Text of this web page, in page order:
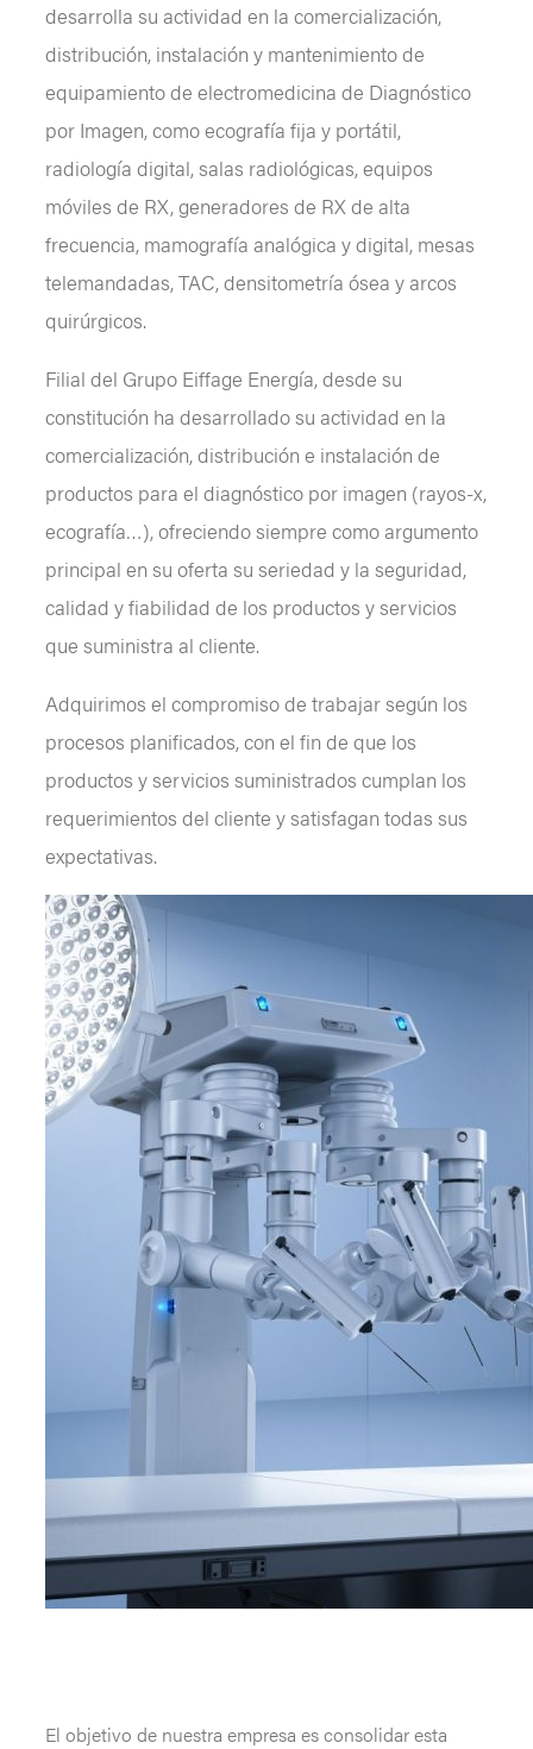
desarrolla su actividad en la comercialización,
distribución, instalación y mantenimiento de
equipamiento de electromedicina de Diagnóstico
por Imagen, como ecografía fija y portátil,
radiología digital, salas radiológicas, equipos
móviles de RX, generadores de RX de alta
frecuencia, mamografía analógica y digital, mesas
telemandadas, TAC, densitometría ósea y arcos
quirúrgicos.
Filial del Grupo Eiffage Energía, desde su
constitución ha desarrollado su actividad en la
comercialización, distribución e instalación de
productos para el diagnóstico por imagen (rayos-x,
ecografía…), ofreciendo siempre como argumento
principal en su oferta su seriedad y la seguridad,
calidad y fiabilidad de los productos y servicios
que suministra al cliente.
Adquirimos el compromiso de trabajar según los
procesos planificados, con el fin de que los
productos y servicios suministrados cumplan los
requerimientos del cliente y satisfagan todas sus
expectativas.
El objetivo de nuestra empresa es consolidar esta